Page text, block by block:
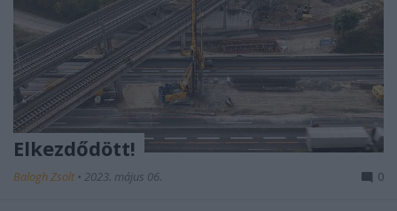
Elkezdődött!
Balogh Zsolt • 2023. május 06. 0